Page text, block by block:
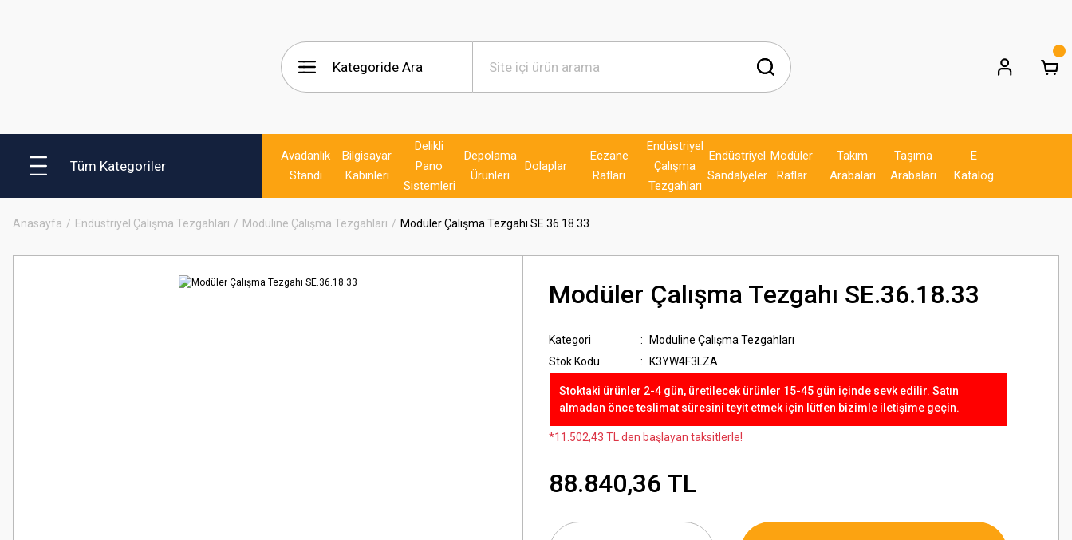
Tüm Kategoriler
Avadanlık
Standı
Bilgisayar
Kabinleri
Delikli
Pano
Sistemleri
Depolama
Ürünleri
Dolaplar
Eczane
Rafları
Endüstriyel
Çalışma
Tezgahları
Endüstriyel
Sandalyeler
Modüler
Raflar
Takım
Arabaları
Taşıma
Arabaları
E
Katalog
Anasayfa Endüstriyel Çalışma Tezgahları Moduline Çalışma Tezgahları Modüler Çalışma Tezgahı SE.36.18.33
Modüler Çalışma Tezgahı SE.36.18.33
Kategori
Moduline Çalışma Tezgahları
Stok Kodu
K3YW4F3LZA
Stoktaki ürünler 2-4 gün, üretilecek ürünler 15-45 gün içinde sevk edilir. Satın
almadan önce teslimat süresini teyit etmek için lütfen bizimle iletişime geçin.
*11.502,43 TL den başlayan taksitlerle!
88.840,36 TL